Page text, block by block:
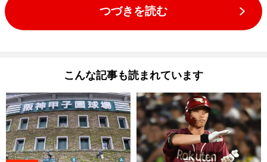
つづきを読む
こんな記事も読まれています